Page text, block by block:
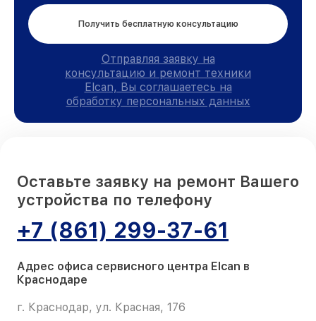
Получить бесплатную консультацию
Отправляя заявку на
консультацию и ремонт техники
Elcan, Вы соглашаетесь на
обработку персональных данных
Оставьте заявку на ремонт Вашего
устройства по телефону
+7 (861) 299-37-61
Адрес офиса сервисного центра Elcan в
Краснодаре
г. Краснодар, ул. Красная, 176